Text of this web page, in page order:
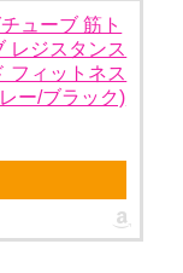
ューブ 筋ト
レジスタンス
フィットネス
ー/ブラック)